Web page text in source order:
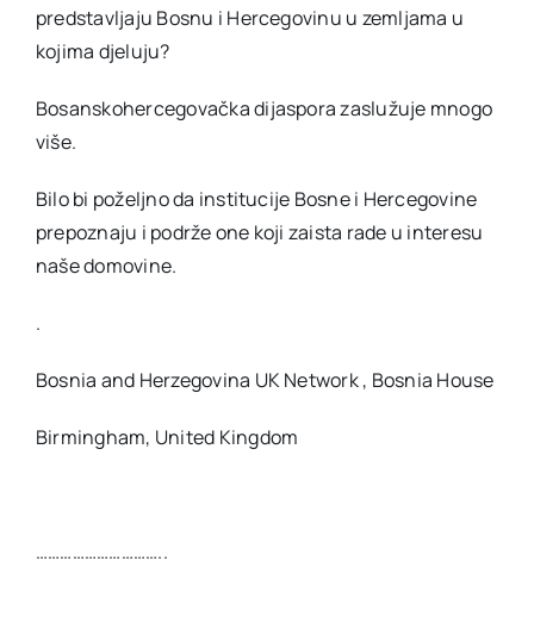
predstavljaju Bosnu i Hercegovinu u zemljama u
kojima djeluju?
Bosanskohercegovačka dijaspora zaslužuje mnogo
više.
Bilo bi poželjno da institucije Bosne i Hercegovine
prepoznaju i podrže one koji zaista rade u interesu
naše domovine.
.
Bosnia and Herzegovina UK Network , Bosnia House
Birmingham, United Kingdom
…………………………..